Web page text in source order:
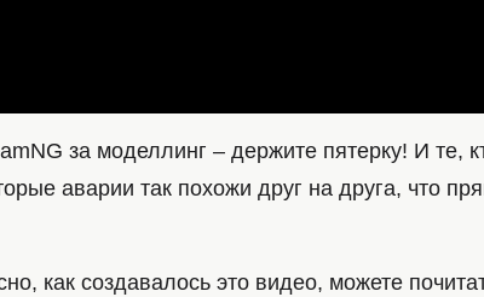
за моделлинг – держите пятерку! И те,
аварии так похожи друг на друга, что
как создавалось это видео, можете